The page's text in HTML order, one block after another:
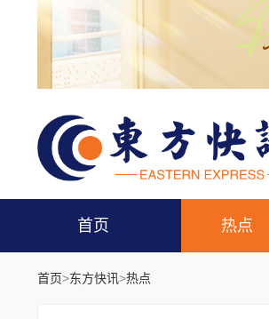
首页 热点
首页>东方快讯>热点